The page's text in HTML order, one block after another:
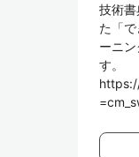
技術
た「
ーニ
す。